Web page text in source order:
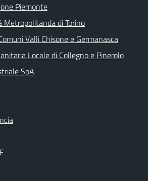
Piemonte
di Torino
Valli Chisone e Germanasca
Locale di Collegno e Pinerolo
SpA